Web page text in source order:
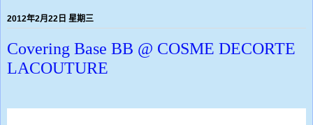
2012年2月22日 星期三
Covering Base BB @ COSME DECORTE
LACOUTURE